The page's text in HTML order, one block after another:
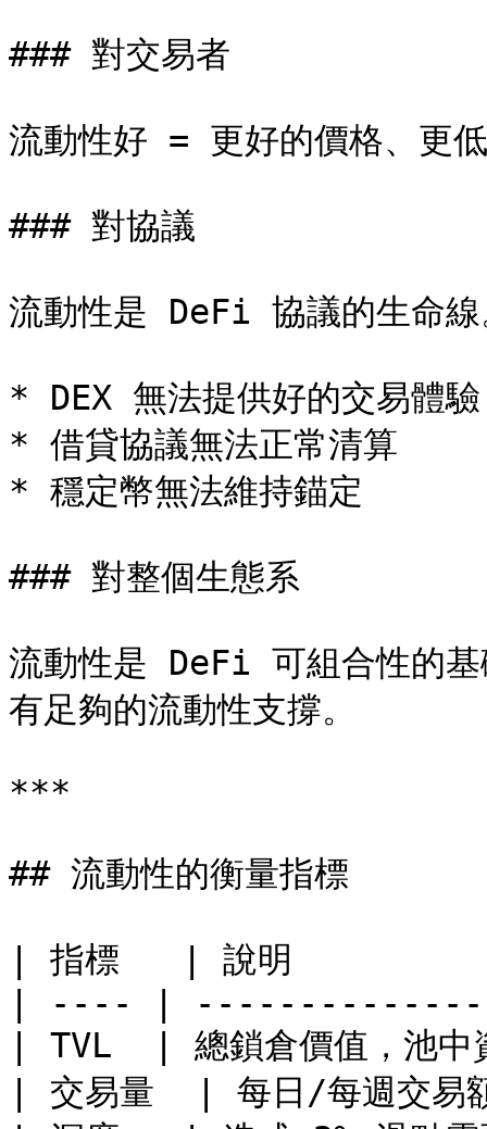
### 對交易者
流動性好 = 更好的價格、更
### 對協議
流動性是 DeFi 協議的生命線
* DEX 無法提供好的交易體驗
* 借貸協議無法正常清算
* 穩定幣無法維持錨定
### 對整個生態系
流動性是 DeFi 可組合性的基
有足夠的流動性支撐。
***
## 流動性的衡量指標
| 指標   | 說明
| ---- |
| TVL  | 總鎖倉價值，池
| 交易量  | 每日/每週